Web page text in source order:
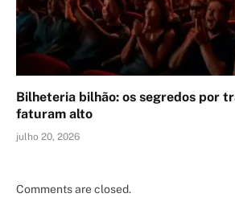
Bilheteria bilhão: os segredos por
faturam alto
julho 20, 2026
Comments are closed.